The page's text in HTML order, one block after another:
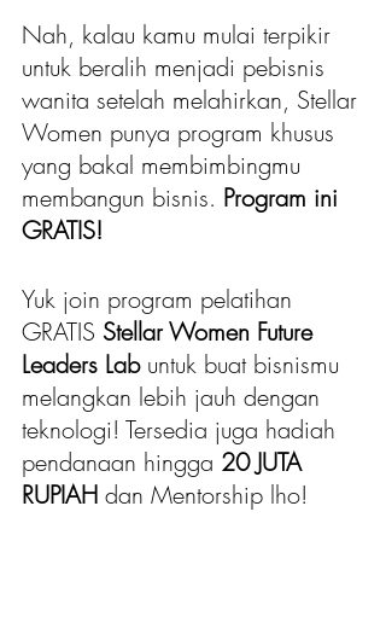
Nah, kalau kamu mulai terpikir
untuk beralih menjadi pebisnis
wanita setelah melahirkan, Stellar
Women punya program khusus
yang bakal membimbingmu
membangun bisnis. Program ini
GRATIS!
Yuk join program pelatihan
GRATIS Stellar Women Future
Leaders Lab untuk buat bisnismu
melangkan lebih jauh dengan
teknologi! Tersedia juga hadiah
pendanaan hingga 20 JUTA
RUPIAH dan Mentorship lho!